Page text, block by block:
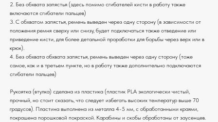
2. Без обхвата запястья (здесь помимо сгибателей кисти в работу также
включаются сгибатели пальцев)
3. С обхватом запястья, ремень выведен через одну сторону (в зависимости от
положения ремня сверху или снизу, будет подключаться также отведение или
приведение кисти, для более детальной проработки для борьбы через верх или в
крюк).
4. Без обхвата обхвата запястья, ремень выведен через одну сторону (тоже
самое, как и в третьем пункте, но в работу также дополнительно подключаются
сгибатели пальцев)
Рукоятка (втулка) сделана из пластика (пластик PLA экологически чистый,
прочный, но стоит сказать, что следует избегать высоких температур выше 70
градусов). Пластина выполнена из металла 4-5 мм, с обработанными краями,
покрашена порошковой покраской. Карабины и скобы обработаны от заусенцев.